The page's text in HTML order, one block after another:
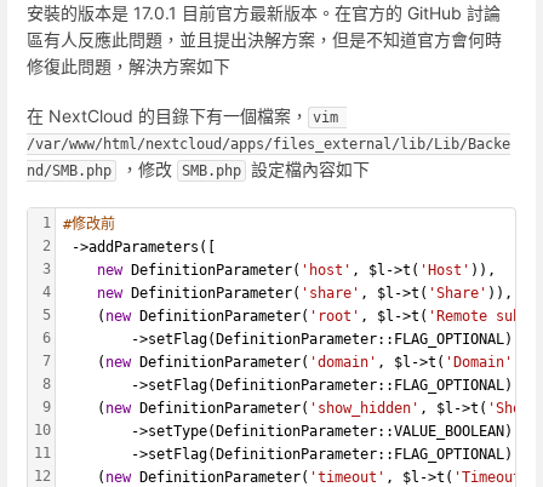
安裝的版本是 17.0.1 目前官方最新版本。在官方的 GitHub 討論
區有人反應此問題，並且提出決解方案，但是不知道官方會何時
修復此問題，解決方案如下
在 NextCloud 的目錄下有一個檔案，
vim
/var/www/html/nextcloud/apps/files_external/lib/Lib/Backe
nd/SMB.php
，修改 SMB.php 設定檔內容如下
1
2
3
4
5
6
7
8
9
10
11
12
#修改前
->addParameters([
new DefinitionParameter( 'host' , $l->t( 'Host' )),
new DefinitionParameter( 'share' , $l->t( 'Share' )),
	(
new DefinitionParameter( 'root' , $l->t( 'Remote
		->setFlag(DefinitionParameter::FLAG_OPTIONAL),
	(
new DefinitionParameter( 'domain' , $l->t( 'Domain'
		->setFlag(DefinitionParameter::FLAG_OPTIONAL),
	(
new DefinitionParameter( 'show_hidden' , $l->t(
		->setType(DefinitionParameter::VALUE_BOOLEAN)
		->setFlag(DefinitionParameter::FLAG_OPTIONAL),
	(
new DefinitionParameter( 'timeout' , $l->t( 'Timeout'